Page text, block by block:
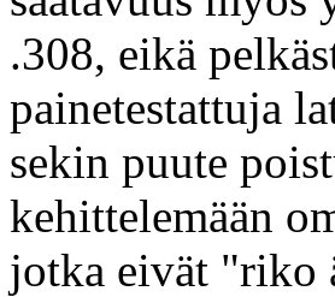
.308, eikä
painetestattuja
sekin puute
kehittelemään
jotka eivät "riko